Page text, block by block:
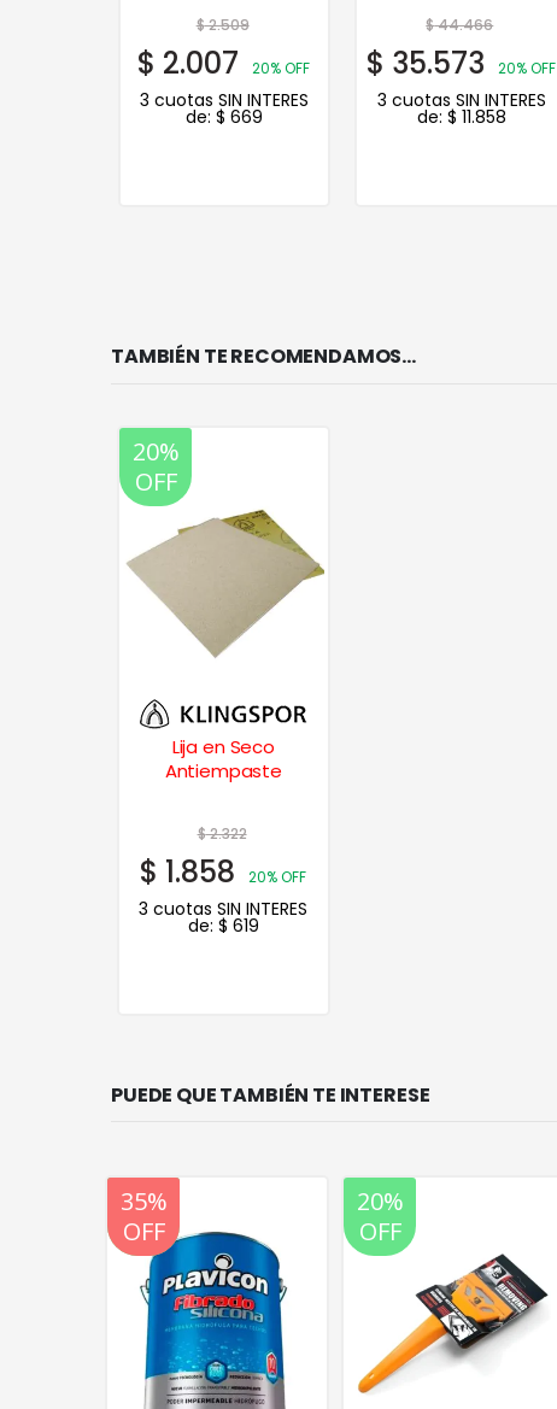
$2.509
$ 2.007 20% OFF
3 cuotas SIN INTERES
de: $ 669
$44.466
$ 35.573 20% OFF
3 cuotas SIN INTERES
de: $ 11.858
TAMBIÉN TE RECOMENDAMOS…
20%
OFF
Lija en Seco
Antiempaste
$2.322
$ 1.858 20% OFF
3 cuotas SIN INTERES
de: $ 619
PUEDE QUE TAMBIÉN TE INTERESE
20%
OFF
20%
OFF
35%
OFF